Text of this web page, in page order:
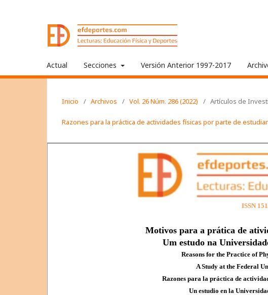
Actual Secciones Versión Anterior 1997-2017
Inicio / Archivos / Vol. 26 Núm. 286 (2022) / Artículos de
Razones para la práctica de actividades físicas por parte de